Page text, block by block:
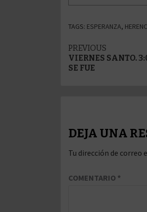
TAGS: ESPERANZA,
Post
navigation
PREVIOUS
VIERNES SANTO.
SE FUE
DEJA UNA
Tu dirección de correo
COMENTARIO *